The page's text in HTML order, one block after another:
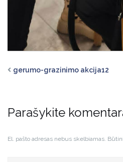
gerumo-grazinimo akcija12
Parašykite
El. pašto adresas nebus skelbiamas.